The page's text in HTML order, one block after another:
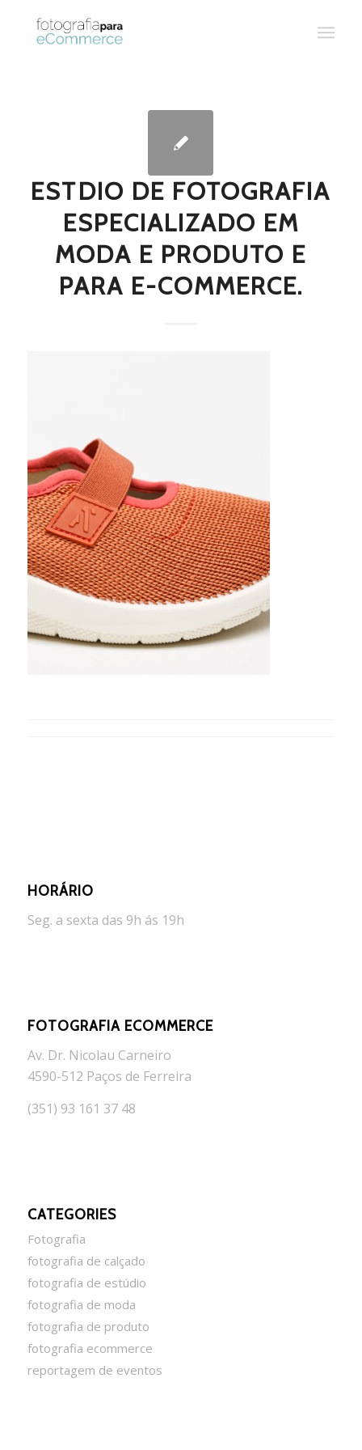
ESTDIO DE FOTOGRAFIA
ESPECIALIZADO EM
MODA E PRODUTO E
PARA E-COMMERCE.
HORÁRIO
Seg. a sexta das 9h ás 19h
FOTOGRAFIA ECOMMERCE
Av. Dr. Nicolau Carneiro
4590-512 Paços de Ferreira
(351) 93 161 37 48
CATEGORIES
Fotografia
fotografia de calçado
fotografia de estúdio
fotografia de moda
fotografia de produto
fotografia ecommerce
reportagem de eventos